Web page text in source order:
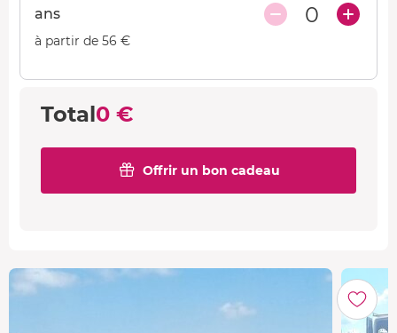
ans
à partir de 56 €
0
Total0 €
Offrir un bon cadeau